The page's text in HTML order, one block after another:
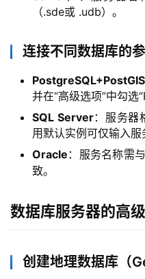
助
（.sde或 .udb）。
连接不同数据库的
PostgreSQL+PostGIS
并在“高级选项”中勾选
SQL Server：服务器
用默认实例可仅输入服
Oracle ：服务名称需
致。
数据库服务器的高
创建地理数据库（